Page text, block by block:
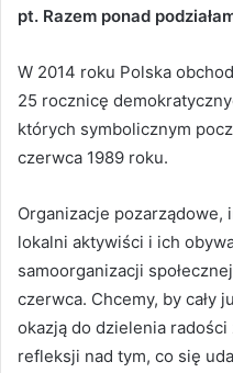
pt. Razem ponad
W 2014 roku Polska
25 rocznicę
których symbolicznym
czerwca 1989 roku.
Organizacje pozarządowe,
lokalni aktywiści i ich
samoorganizacji
czerwca. Chcemy, by cały
okazją do dzielenia
refleksji nad tym, co się